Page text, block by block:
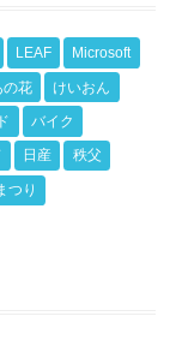
LEAF Microsoft
の花 けいおん
バイク
日産 秩父
つり